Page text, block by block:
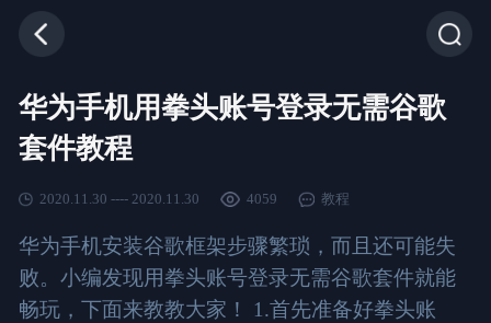
华为手机用拳头账号登录无需谷歌
套件教程
2020.11.30 ---- 2020.11.30 4059 教程
华为手机安装谷歌框架步骤繁琐，而且还可能失
败。小编发现用拳头账号登录无需谷歌套件就能
畅玩，下面来教教大家！ 1.首先准备好拳头账